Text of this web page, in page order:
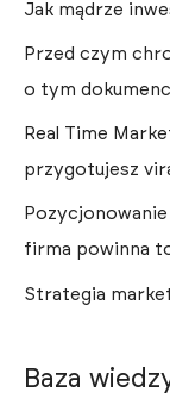
Jak mądrze
Przed czym
o tym
Real Time
przygotujesz
firma powinna
Strategia
Baza